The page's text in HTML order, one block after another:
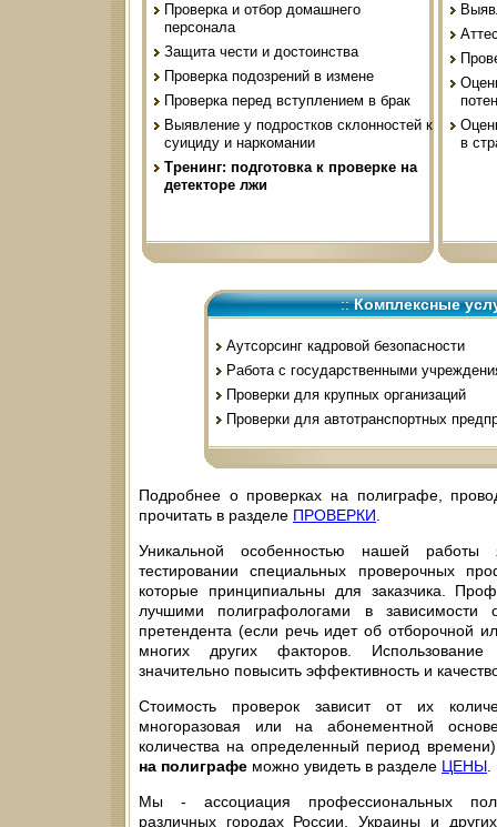
Проверка и отбор домашнего
персонала
Защита чести и достоинства
Проверка подозрений в измене
Проверка перед вступлением в брак
Выявление у подростков склонностей к
суициду и наркомании
Тренинг: подготовка к проверке на
детекторе лжи
в
::Комплексные
Аутсорсинг кадровой безопасности
Работа с государственными
Проверки для крупных организаций
Проверки для автотранспортных
Подробнее о проверках на полиграфе,
прочитать в разделе ПРОВЕРКИ
Уникальной особенностью нашей работы
тестировании специальных проверочных
которые принципиальны для заказчика.
лучшими полиграфологами в зависимости
претендента (если речь идет об отборочной
многих других факторов.
значительно повысить эффективность и
Стоимость проверок зависит от их
многоразовая или на абонементной
количества на определенный период
на полиграфе можно увидеть в разделе ЦЕНЫ
Мы - ассоциация профессиональных
различных городах России, Украины и